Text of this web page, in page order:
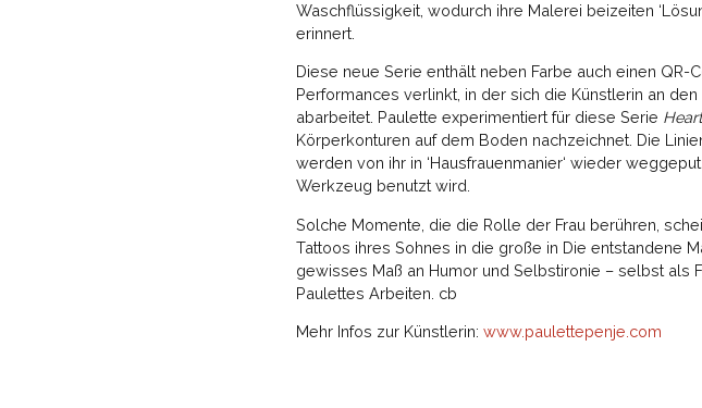
Waschflüssigkeit, wodurch ihre Malerei beizeiten
erinnert.
Diese neue Serie enthält neben Farbe auch einen
Performances verlinkt, in der sich die Künstlerin an
abarbeitet. Paulette experimentiert für diese Serie
Körperkonturen auf dem Boden nachzeichnet. Die
werden von ihr in ‘Hausfrauenmanier‘ wieder
Werkzeug benutzt wird.
Solche Momente, die die Rolle der Frau berühren,
Tattoos ihres Sohnes in die große in Die entstandene
gewisses Maß an Humor und Selbstironie – selbst als
Paulettes Arbeiten. cb
Mehr Infos zur Künstlerin: www.paulettepenje.com